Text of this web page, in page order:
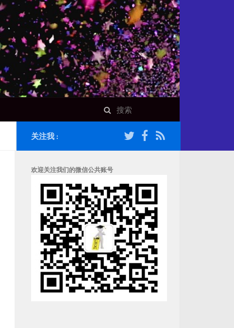
关注我 :
欢迎关注我们的微信公共账号